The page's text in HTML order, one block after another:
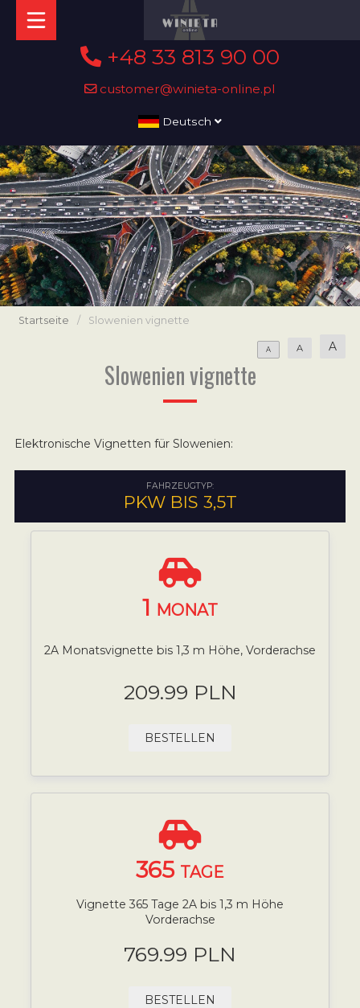
+48 33 813 90 00
customer@winieta-online.pl
Deutsch
Startseite / Slowenien vignette
A A A
Slowenien vignette
Elektronische Vignetten für Slowenien:
FAHRZEUGTYP:
PKW BIS 3,5T
1 MONAT
2A Monatsvignette bis 1,3 m Höhe, Vorderachse
209.99 PLN
BESTELLEN
365 TAGE
Vignette 365 Tage 2A bis 1,3 m Höhe
Vorderachse
769.99 PLN
BESTELLEN